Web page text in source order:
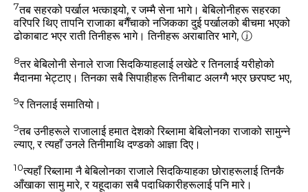
7तब सहरको पर्खाल भत्‍काइयो, र जम्‍मै सेना भागे। बेबिलोनीहरू सहरका
वरिपरि थिए तापनि राजाका बगैँचाको नजिकका दुई पर्खालको बीचमा भएको
ढोकाबाट भएर राती तिनीहरू भागे। तिनीहरू अराबातिर भागे, ⓙ
8तर बेबिलोनी सेनाले राजा सिदकियाहलाई लखेटे र तिनलाई यरीहोको
मैदानमा भेट्टाए। तिनका सबै सिपाहीहरू तिनीबाट अलग्‍गै भएर छरपष्‍ट भए,
9र तिनलाई समातियो।
9तब उनीहरूले राजालाई हमात देशको रिब्‍लामा बेबिलोनका राजाको सामुन्‍ने
ल्‍याए, र त्‍यहाँ उनले तिनीमाथि दण्‍डको आज्ञा दिए।
10त्‍यहाँ रिब्‍लामा नै बेबिलोनका राजाले सिदकियाहका छोराहरूलाई तिनकै
आँखाका सामु मारे, र यहूदाका सबै पदाधिकारीहरूलाई पनि मारे।